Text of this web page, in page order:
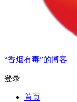
“香烟有毒”的博客
登录
首页